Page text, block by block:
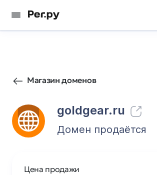
Магазин доменов
goldgear.ru
Домен продаётся
Цена продажи